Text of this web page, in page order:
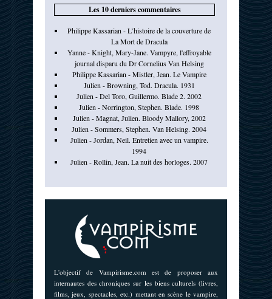
Les 10 derniers commentaires
Philippe Kassarian - L’histoire de la couverture de
La Mort de Dracula
Yanne - Knight, Mary-Jane. Vampyre, l'effroyable
journal disparu du Dr Cornelius Van Helsing
Philippe Kassarian - Mistler, Jean. Le Vampire
Julien - Browning, Tod. Dracula. 1931
Julien - Del Toro, Guillermo. Blade 2. 2002
Julien - Norrington, Stephen. Blade. 1998
Julien - Magnat, Julien. Bloody Mallory, 2002
Julien - Sommers, Stephen. Van Helsing. 2004
Julien - Jordan, Neil. Entretien avec un vampire.
1994
Julien - Rollin, Jean. La nuit des horloges. 2007
L'objectif de Vampirisme.com est de proposer aux
internautes des chroniques sur les biens culturels (livres,
films, jeux, spectacles, etc.) mettant en scène le vampire,